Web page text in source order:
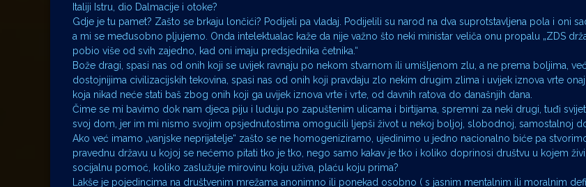
Italiji Istru, dio Dalmacije i otoke?
Gdje je tu pamet? Zašto se brkaju lončići? Podijeli pa vladaj. Podijelili su narod na dva suprotstavljena pola i oni
a mi se međusobno pljujemo. Onda intelektualac kaže da nije važno što neki ministar veliča onu propalu „ZDS
pobio više od svih zajedno, kad oni imaju predsjednika četnika.“
Bože dragi, spasi nas od onih koji se uvijek ravnaju po nekom stvarnom ili umišljenom zlu, a ne prema boljima,
dostojnijima civilizacijskih tekovina, spasi nas od onih koji pravdaju zlo nekim drugim zlima i uvijek iznova vrte
koja nikad neće stati baš zbog onih koji ga uvijek iznova vrte i vrte, od davnih ratova do današnjih dana.
Čime se mi bavimo dok nam djeca piju i luduju po zapuštenim ulicama i birtijama, spremni za neki drugi, tuđi
svoj dom, jer im mi nismo svojim opsjednutostima omogućili ljepši život u nekoj boljoj, slobodnoj, samostalnoj
Ako već imamo „vanjske neprijatelje“ zašto se ne homogeniziramo, ujedinimo u jedno nacionalno biće pa
pravednu državu u kojoj se nećemo pitati tko je tko, nego samo kakav je tko i koliko doprinosi društvu u kojem
socijalnu pomoć, koliko zaslužuje mirovinu koju uživa, plaću koju prima?
Lakše je pojedincima na društvenim mrežama anonimno ili ponekad osobno ( s jasnim mentalnim ili moralnim